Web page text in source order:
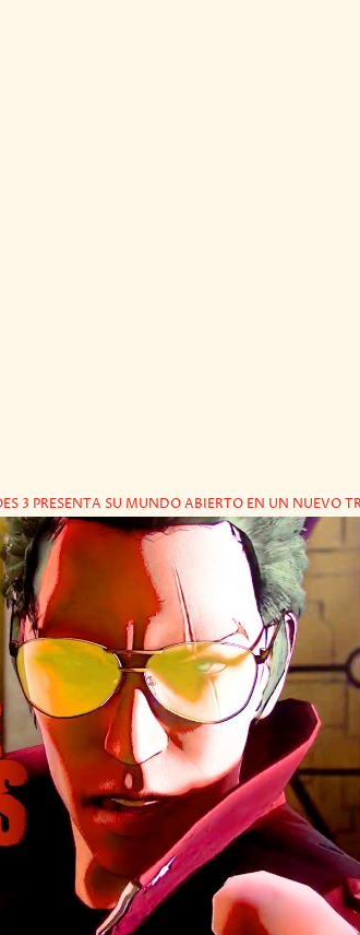
3 PRESENTA SU MUNDO ABIERTO EN UN NUEVO